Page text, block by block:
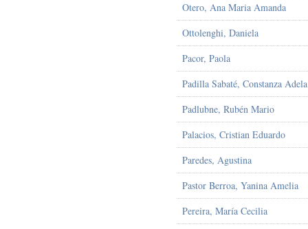
Otero, Ana Maria Amanda
Ottolenghi, Daniela
Pacor, Paola
Padilla Sabaté, Constanza Adela
Padlubne, Rubén Mario
Palacios, Cristian Eduardo
Paredes, Agustina
Pastor Berroa, Yanina Amelia
Pereira, María Cecilia